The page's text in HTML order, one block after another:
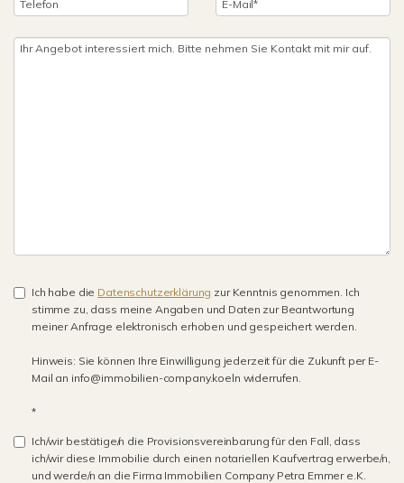
Ich habe die Datenschutzerklärung zur Kenntnis genommen. Ich
stimme zu, dass meine Angaben und Daten zur Beantwortung
meiner Anfrage elektronisch erhoben und gespeichert werden.
Hinweis: Sie können Ihre Einwilligung jederzeit für die Zukunft per E-
Mail an info@immobilien-company.koeln widerrufen.
*
Ich/wir bestätige/n die Provisionsvereinbarung für den Fall, dass
ich/wir diese Immobilie durch einen notariellen Kaufvertrag erwerbe/n,
und werde/n an die Firma Immobilien Company Petra Emmer e.K.